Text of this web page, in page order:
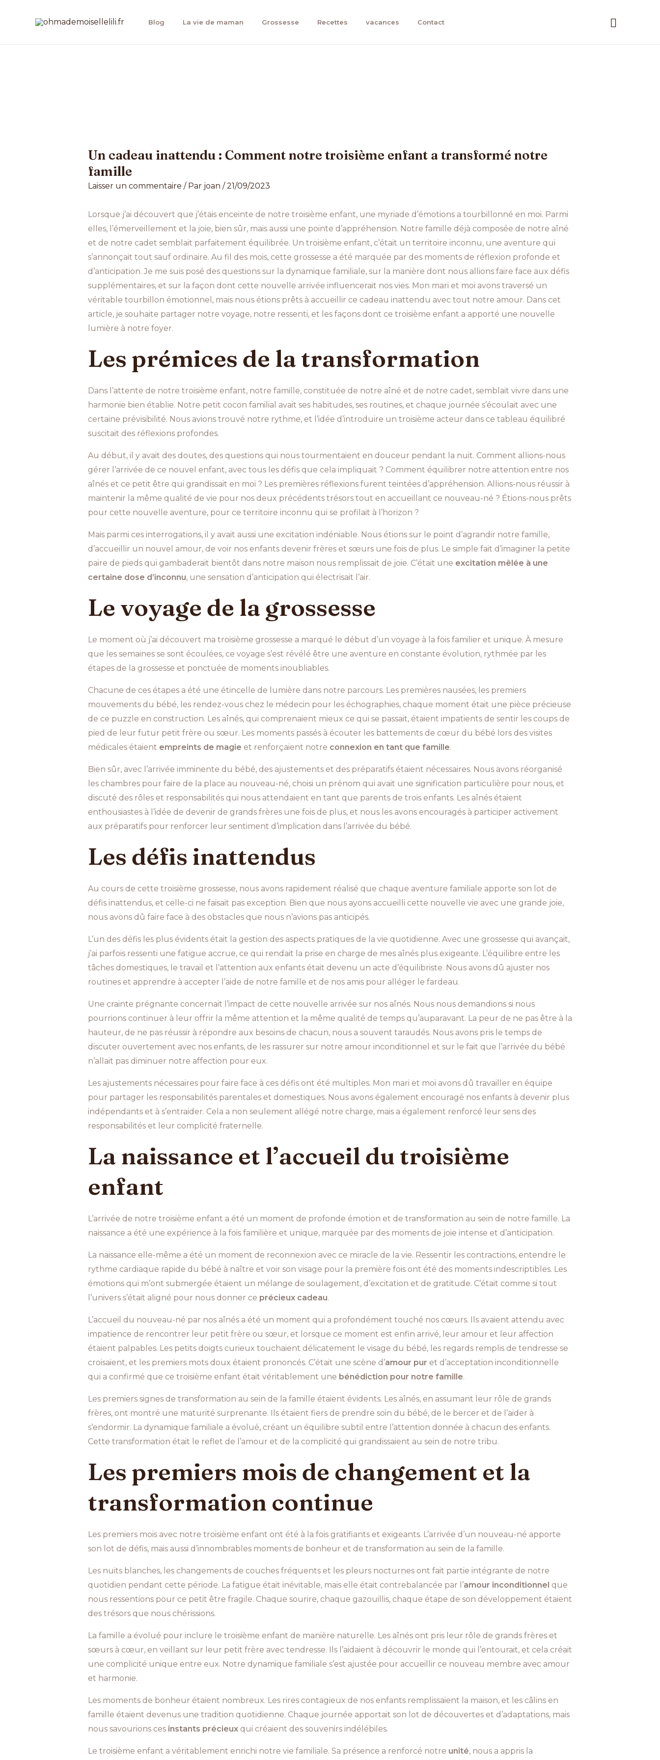
Blog La vie de maman Grossesse Recettes vacances Contact
Un cadeau inattendu : Comment notre troisième enfant a transformé notre
famille
Laisser un commentaire / Par joan /21/09/2023
Lorsque j’ai découvert que j’étais enceinte de notre troisième enfant, une myriade d’émotions a tourbillonné en moi. Parmi
elles, l’émerveillement et la joie, bien sûr, mais aussi une pointe d’appréhension. Notre famille déjà composée de notre aîné
et de notre cadet semblait parfaitement équilibrée. Un troisième enfant, c’était un territoire inconnu, une aventure qui
s’annonçait tout sauf ordinaire. Au fil des mois, cette grossesse a été marquée par des moments de réflexion profonde et
d’anticipation. Je me suis posé des questions sur la dynamique familiale, sur la manière dont nous allions faire face aux défis
supplémentaires, et sur la façon dont cette nouvelle arrivée influencerait nos vies. Mon mari et moi avons traversé un
véritable tourbillon émotionnel, mais nous étions prêts à accueillir ce cadeau inattendu avec tout notre amour. Dans cet
article, je souhaite partager notre voyage, notre ressenti, et les façons dont ce troisième enfant a apporté une nouvelle
lumière à notre foyer.
Les prémices de la transformation
Dans l’attente de notre troisième enfant, notre famille, constituée de notre aîné et de notre cadet, semblait vivre dans une
harmonie bien établie. Notre petit cocon familial avait ses habitudes, ses routines, et chaque journée s’écoulait avec une
certaine prévisibilité. Nous avions trouvé notre rythme, et l’idée d’introduire un troisième acteur dans ce tableau équilibré
suscitait des réflexions profondes.
Au début, il y avait des doutes, des questions qui nous tourmentaient en douceur pendant la nuit. Comment allions-nous
gérer l’arrivée de ce nouvel enfant, avec tous les défis que cela impliquait ? Comment équilibrer notre attention entre nos
aînés et ce petit être qui grandissait en moi ? Les premières réflexions furent teintées d’appréhension. Allions-nous réussir à
maintenir la même qualité de vie pour nos deux précédents trésors tout en accueillant ce nouveau-né ? Étions-nous prêts
pour cette nouvelle aventure, pour ce territoire inconnu qui se profilait à l’horizon ?
Mais parmi ces interrogations, il y avait aussi une excitation indéniable. Nous étions sur le point d’agrandir notre famille,
d’accueillir un nouvel amour, de voir nos enfants devenir frères et sœurs une fois de plus. Le simple fait d’imaginer la petite
paire de pieds qui gambaderait bientôt dans notre maison nous remplissait de joie. C’était une excitation mêlée à une
certaine dose d’inconnu, une sensation d’anticipation qui électrisait l’air.
Le voyage de la grossesse
Le moment où j’ai découvert ma troisième grossesse a marqué le début d’un voyage à la fois familier et unique. À mesure
que les semaines se sont écoulées, ce voyage s’est révélé être une aventure en constante évolution, rythmée par les
étapes de la grossesse et ponctuée de moments inoubliables.
Chacune de ces étapes a été une étincelle de lumière dans notre parcours. Les premières nausées, les premiers
mouvements du bébé, les rendez-vous chez le médecin pour les échographies, chaque moment était une pièce précieuse
de ce puzzle en construction. Les aînés, qui comprenaient mieux ce qui se passait, étaient impatients de sentir les coups de
pied de leur futur petit frère ou sœur. Les moments passés à écouter les battements de cœur du bébé lors des visites
médicales étaient empreints de magie et renforçaient notre connexion en tant que famille.
Bien sûr, avec l’arrivée imminente du bébé, des ajustements et des préparatifs étaient nécessaires. Nous avons réorganisé
les chambres pour faire de la place au nouveau-né, choisi un prénom qui avait une signification particulière pour nous, et
discuté des rôles et responsabilités qui nous attendaient en tant que parents de trois enfants. Les aînés étaient
enthousiastes à l’idée de devenir de grands frères une fois de plus, et nous les avons encouragés à participer activement
aux préparatifs pour renforcer leur sentiment d’implication dans l’arrivée du bébé.
Les défis inattendus
Au cours de cette troisième grossesse, nous avons rapidement réalisé que chaque aventure familiale apporte son lot de
défis inattendus, et celle-ci ne faisait pas exception. Bien que nous ayons accueilli cette nouvelle vie avec une grande joie,
nous avons dû faire face à des obstacles que nous n’avions pas anticipés.
L’un des défis les plus évidents était la gestion des aspects pratiques de la vie quotidienne. Avec une grossesse qui avançait,
j’ai parfois ressenti une fatigue accrue, ce qui rendait la prise en charge de mes aînés plus exigeante. L’équilibre entre les
tâches domestiques, le travail et l’attention aux enfants était devenu un acte d’équilibriste. Nous avons dû ajuster nos
routines et apprendre à accepter l’aide de notre famille et de nos amis pour alléger le fardeau.
Une crainte prégnante concernait l’impact de cette nouvelle arrivée sur nos aînés. Nous nous demandions si nous
pourrions continuer à leur offrir la même attention et la même qualité de temps qu’auparavant. La peur de ne pas être à la
hauteur, de ne pas réussir à répondre aux besoins de chacun, nous a souvent taraudés. Nous avons pris le temps de
discuter ouvertement avec nos enfants, de les rassurer sur notre amour inconditionnel et sur le fait que l’arrivée du bébé
n’allait pas diminuer notre affection pour eux.
Les ajustements nécessaires pour faire face à ces défis ont été multiples. Mon mari et moi avons dû travailler en équipe
pour partager les responsabilités parentales et domestiques. Nous avons également encouragé nos enfants à devenir plus
indépendants et à s’entraider. Cela a non seulement allégé notre charge, mais a également renforcé leur sens des
responsabilités et leur complicité fraternelle.
La naissance et l’accueil du troisième
enfant
L’arrivée de notre troisième enfant a été un moment de profonde émotion et de transformation au sein de notre famille. La
naissance a été une expérience à la fois familière et unique, marquée par des moments de joie intense et d’anticipation.
La naissance elle-même a été un moment de reconnexion avec ce miracle de la vie. Ressentir les contractions, entendre le
rythme cardiaque rapide du bébé à naître et voir son visage pour la première fois ont été des moments indescriptibles. Les
émotions qui m’ont submergée étaient un mélange de soulagement, d’excitation et de gratitude. C’était comme si tout
l’univers s’était aligné pour nous donner ce précieux cadeau.
L’accueil du nouveau-né par nos aînés a été un moment qui a profondément touché nos cœurs. Ils avaient attendu avec
impatience de rencontrer leur petit frère ou sœur, et lorsque ce moment est enfin arrivé, leur amour et leur affection
étaient palpables. Les petits doigts curieux touchaient délicatement le visage du bébé, les regards remplis de tendresse se
croisaient, et les premiers mots doux étaient prononcés. C’était une scène d’amour pur et d’acceptation inconditionnelle
qui a confirmé que ce troisième enfant était véritablement une bénédiction pour notre famille.
Les premiers signes de transformation au sein de la famille étaient évidents. Les aînés, en assumant leur rôle de grands
frères, ont montré une maturité surprenante. Ils étaient fiers de prendre soin du bébé, de le bercer et de l’aider à
s’endormir. La dynamique familiale a évolué, créant un équilibre subtil entre l’attention donnée à chacun des enfants.
Cette transformation était le reflet de l’amour et de la complicité qui grandissaient au sein de notre tribu.
Les premiers mois de changement et la
transformation continue
Les premiers mois avec notre troisième enfant ont été à la fois gratifiants et exigeants. L’arrivée d’un nouveau-né apporte
son lot de défis, mais aussi d’innombrables moments de bonheur et de transformation au sein de la famille.
Les nuits blanches, les changements de couches fréquents et les pleurs nocturnes ont fait partie intégrante de notre
quotidien pendant cette période. La fatigue était inévitable, mais elle était contrebalancée par l’amour inconditionnel que
nous ressentions pour ce petit être fragile. Chaque sourire, chaque gazouillis, chaque étape de son développement étaient
des trésors que nous chérissions.
La famille a évolué pour inclure le troisième enfant de manière naturelle. Les aînés ont pris leur rôle de grands frères et
sœurs à cœur, en veillant sur leur petit frère avec tendresse. Ils l’aidaient à découvrir le monde qui l’entourait, et cela créait
une complicité unique entre eux. Notre dynamique familiale s’est ajustée pour accueillir ce nouveau membre avec amour
et harmonie.
Les moments de bonheur étaient nombreux. Les rires contagieux de nos enfants remplissaient la maison, et les câlins en
famille étaient devenus une tradition quotidienne. Chaque journée apportait son lot de découvertes et d’adaptations, mais
nous savourions ces instants précieux qui créaient des souvenirs indélébiles.
Le troisième enfant a véritablement enrichi notre vie familiale. Sa présence a renforcé notre unité, nous a appris la